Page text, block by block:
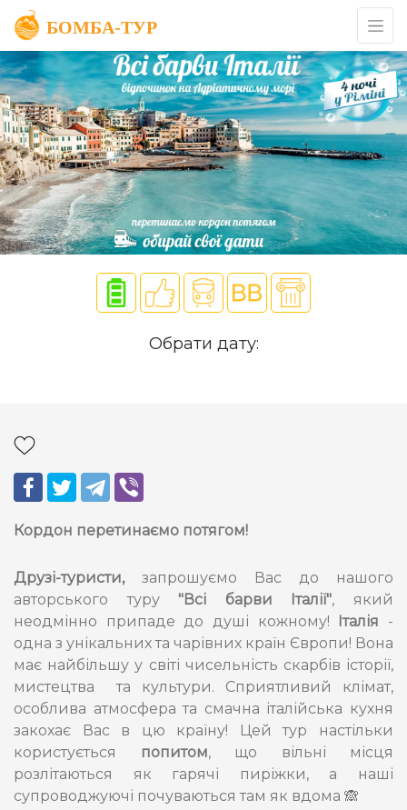
Обрати дату:
Кордон перетинаємо потягом!
Друзі-туристи,запрошуємо Вас до нашого
авторського туру "Всі барви Італії", який
неодмінно припаде до душі кожному! Італія -
одна з унікальних та чарівних країн Європи! Вона
має найбільшу у світі чисельність скарбів історії,
мистецтва та культури. Сприятливий клімат,
особлива атмосфера та смачна італійська кухня
закохає Вас в цю країну! Цей тур настільки
користується
попитом, що вільні місця
розлітаються як гарячі пиріжки, а наші
супроводжуючі почуваються там як вдома 🙈